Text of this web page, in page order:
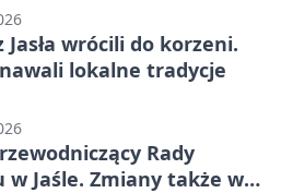
Jasła wrócili do korzeni.
lokalne tradycje
Rady
w Jaśle. Zmiany także w